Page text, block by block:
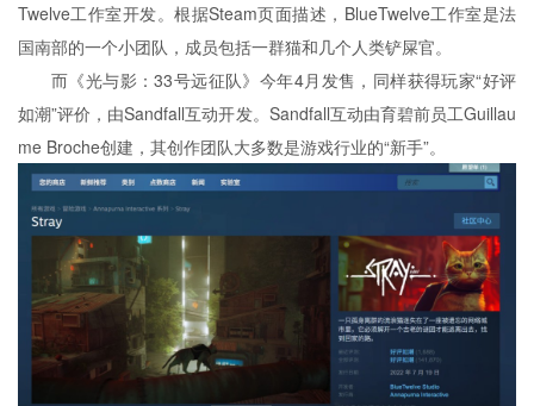
Twelve工作室开发。根据Steam页面描述，BlueTwelve工作室是法
国南部的一个小团队，成员包括一群猫和几个人类铲屎官。
而《光与影：33号远征队》今年4月发售，同样获得玩家“好评
如潮”评价，由Sandfall互动开发。Sandfall互动由育碧前员工Guillau
me Broche创建，其创作团队大多数是游戏行业的“新手”。